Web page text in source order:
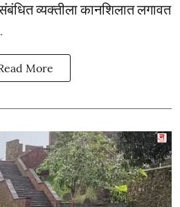
व्यक्तीला कानशिलात लगावत
More